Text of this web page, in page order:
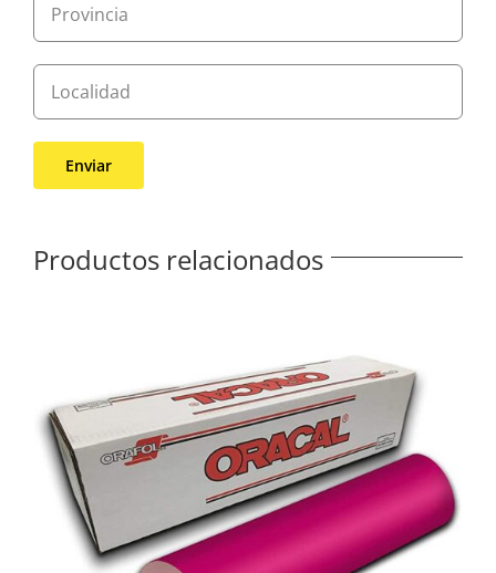
Productos relacionados